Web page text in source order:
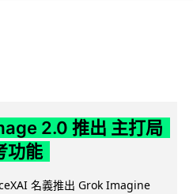
2.0 推出 主打局
功能
名義推出 Grok Imagine